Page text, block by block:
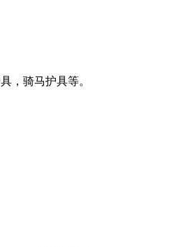
，骑马护具等。